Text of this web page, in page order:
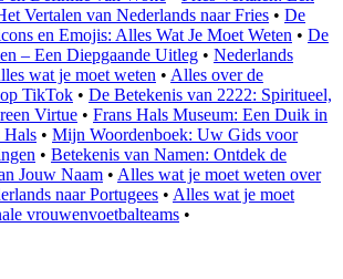
Vertalen van Nederlands naar Fries • De
en Emojis: Alles Wat Je Moet Weten • De
– Een Diepgaande Uitleg • Nederlands
wat je moet weten • Alles over de
TikTok • De Betekenis van 2222: Spiritueel,
Virtue • Frans Hals Museum: Een Duik in
Hals • Mijn Woordenboek: Uw Gids voor
• Betekenis van Namen: Ontdek de
Jouw Naam • Alles wat je moet weten over
naar Portugees • Alles wat je moet
vrouwenvoetbalteams •